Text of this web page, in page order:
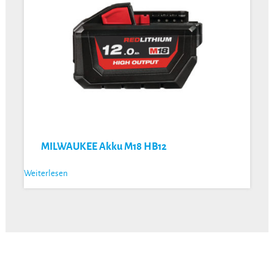
MILWAUKEE Akku M18 HB12
Weiterlesen